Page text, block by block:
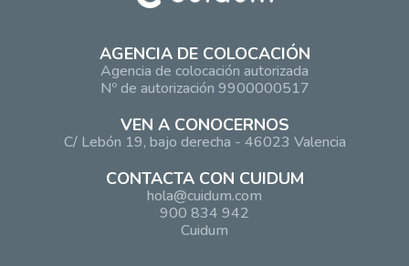
AGENCIA DE COLOCACIÓN
Agencia de colocación autorizada
Nº de autorización 9900000517
VEN A CONOCERNOS
C/ Lebón 19, bajo derecha - 46023 Valencia
CONTACTA CON CUIDUM
hola@cuidum.com
900 834 942
Cuidum